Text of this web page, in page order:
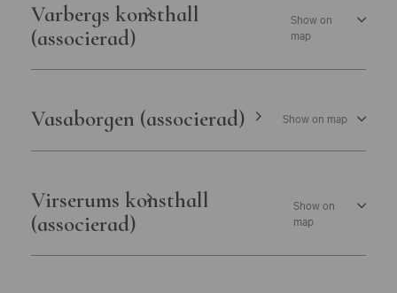
Varbergs konsthall
(associerad)
Show on
map
Vasaborgen (associerad) Show on map
Virserums konsthall
(associerad)
Show on
map